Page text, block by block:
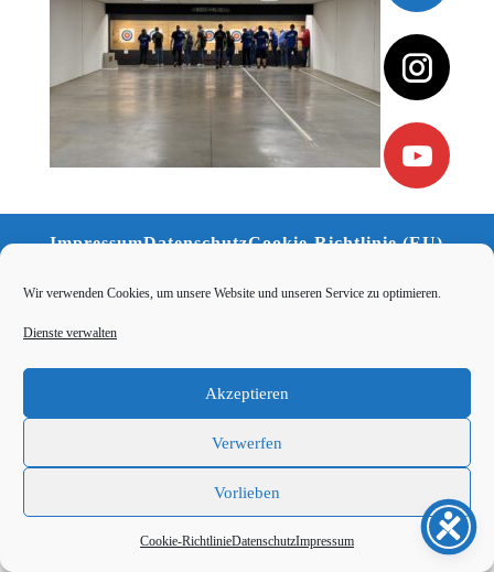
Wir verwenden Cookies, um unsere Website und unseren Service zu optimieren.
Dienste verwalten
Akzeptieren
Verwerfen
Vorlieben
Cookie-RichtlinieDatenschutzImpressum
ImpressumDatenschutzCookie-Richtlinie (EU)